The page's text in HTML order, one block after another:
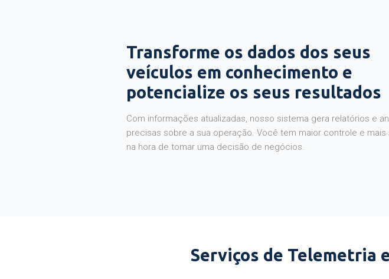
Transforme os dados dos seus
veículos em conhecimento e
potencialize os seus resultados
Com informações atualizadas, nosso sistema gera relatórios e
precisas sobre a sua operação. Você tem maior controle e mais
na hora de tomar uma decisão de negócios.
Serviços de Telemetria